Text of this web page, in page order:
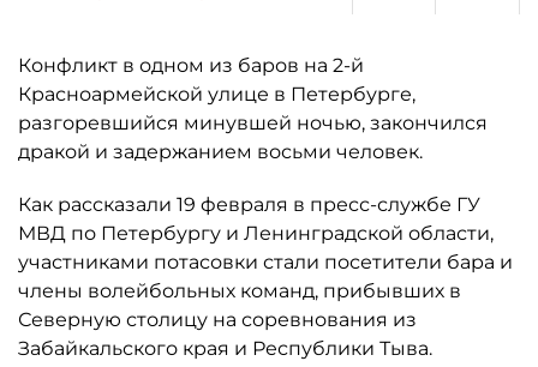
Конфликт в одном из баров на 2-й
Красноармейской улице в Петербурге,
разгоревшийся минувшей ночью, закончился
дракой и задержанием восьми человек.
Как рассказали 19 февраля в пресс-службе ГУ
МВД по Петербургу и Ленинградской области,
участниками потасовки стали посетители бара и
члены волейбольных команд, прибывших в
Северную столицу на соревнования из
Забайкальского края и Республики Тыва.